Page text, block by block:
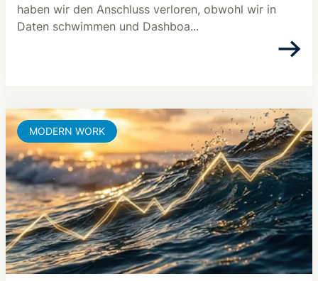
haben wir den Anschluss verloren, obwohl wir in
Daten schwimmen und Dashboa...
MODERN WORK